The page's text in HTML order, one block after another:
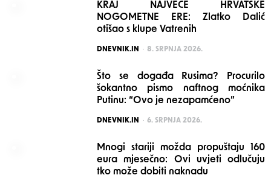
KRAJ NAJVEĆE HRVATSKE
NOGOMETNE ERE: Zlatko Dalić
otišao s klupe Vatrenih
POSTED
DNEVNIK.IN 8. SRPNJA 2026.
Što se događa Rusima? Procurilo
šokantno pismo naftnog moćnika
Putinu: “Ovo je nezapamćeno”
POSTED
DNEVNIK.IN 6. SRPNJA 2026.
Mnogi stariji možda propuštaju 160
eura mjesečno: Ovi uvjeti odlučuju
tko može dobiti naknadu